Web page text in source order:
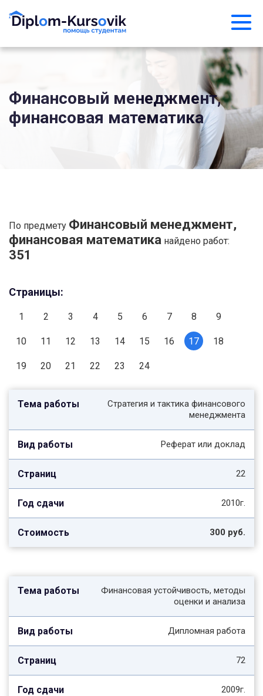
Финансовый менеджмент,
финансовая математика
По предмету Финансовый менеджмент,
финансовая математика найдено работ:
351
Страницы:
1 2 3 4 5 6 7 8 9
10 11 12 13 14 15 16 17 18
19 20 21 22 23 24
Стратегия и тактика финансового
менеджмента
Реферат или доклад
22
2010г.
300 руб.
Финансовая устойчивость, методы
оценки и анализа
Дипломная работа
72
2009г.